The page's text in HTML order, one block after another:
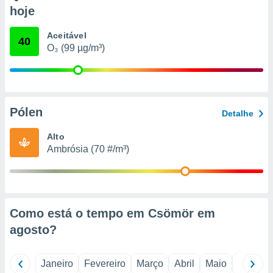
qual se
tal,
ou opor-
qualquer
o
num
hoje
40 Aceitável
O₃ (99 µg/m³)
Pólen Detalhe
Alto
Ambrósia (70 #/m³)
Como está o tempo em Csömör em
agosto?
Janeiro Fevereiro Março Abril Maio Junho